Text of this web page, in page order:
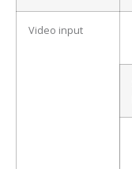
Video input